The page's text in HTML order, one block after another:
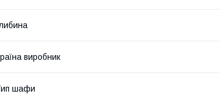
виробник
шафи